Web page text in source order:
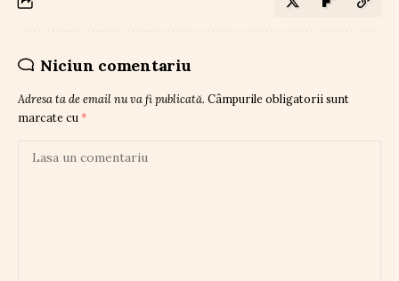
Niciun comentariu
Adresa ta de email nu va fi publicată. Câmpurile obligatorii sunt
marcate cu *